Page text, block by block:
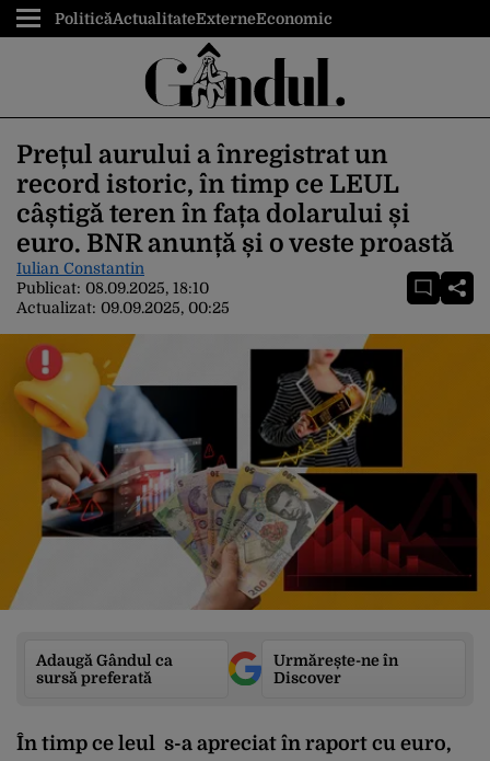
PoliticăActualitateExterneEconomic
Prețul aurului a înregistrat un
record istoric, în timp ce LEUL
câștigă teren în fața dolarului și
euro. BNR anunță și o veste proastă
Iulian Constantin
Publicat: 08.09.2025, 18:10
Actualizat: 09.09.2025, 00:25
Adaugă Gândul ca
sursă preferată
Urmărește-ne în
Discover
În timp ce leul s-a apreciat în raport cu euro,